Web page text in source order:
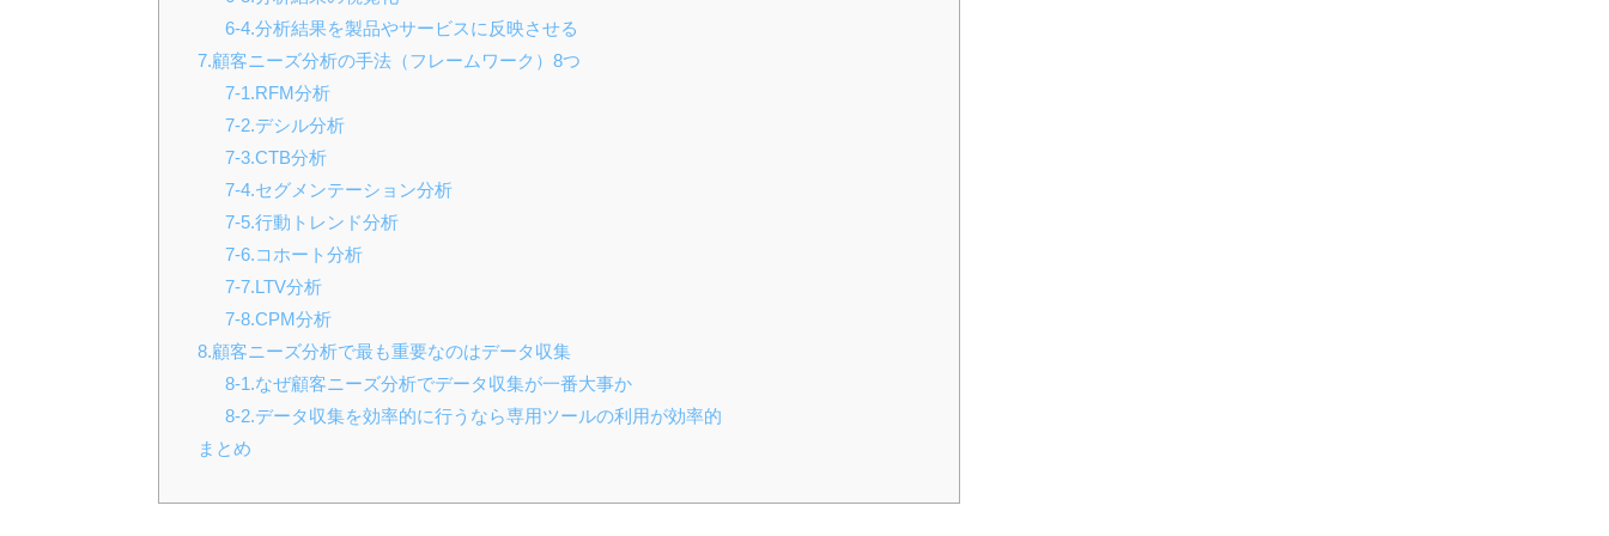
6-4.分析結果を製品やサービスに反映させる
7.顧客ニーズ分析の手法（フレームワーク）8つ
7-1.RFM分析
7-2.デシル分析
7-3.CTB分析
7-4.セグメンテーション分析
7-5.行動トレンド分析
7-6.コホート分析
7-7.LTV分析
7-8.CPM分析
8.顧客ニーズ分析で最も重要なのはデータ収集
8-1.なぜ顧客ニーズ分析でデータ収集が一番大事か
8-2.データ収集を効率的に行うなら専用ツールの利用が効率的
まとめ